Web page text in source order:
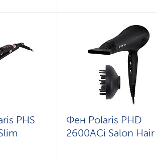
PHS
Фен Polaris PHD
2600AСi Salon Hair